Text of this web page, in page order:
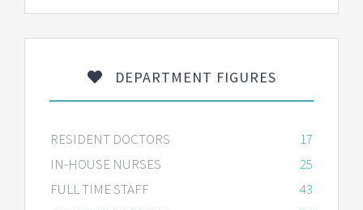
DEPARTMENT FIGURES
RESIDENT DOCTORS
17
IN-HOUSE NURSES
25
FULL TIME STAFF
43